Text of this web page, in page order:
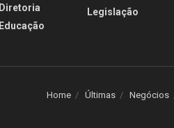
Diretoria
Educação
Legislação
Home Últimas Negócios